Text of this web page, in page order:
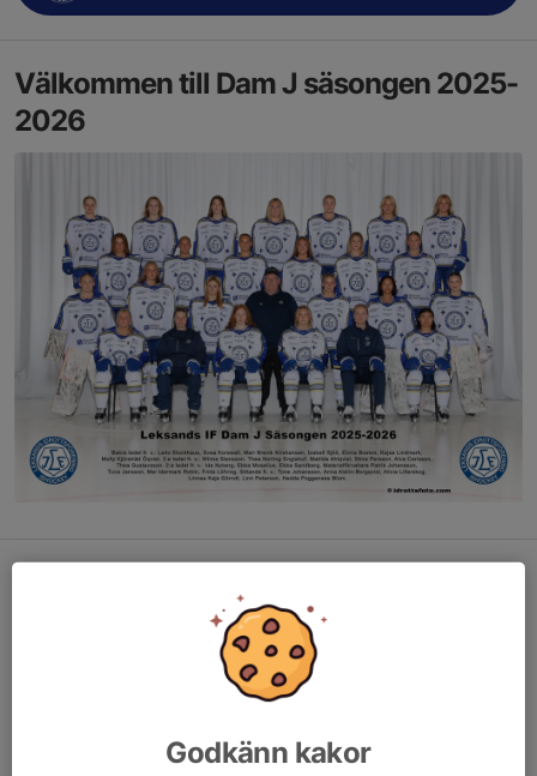
Välkommen till Dam J säsongen 2025-
2026
Godkänn kakor